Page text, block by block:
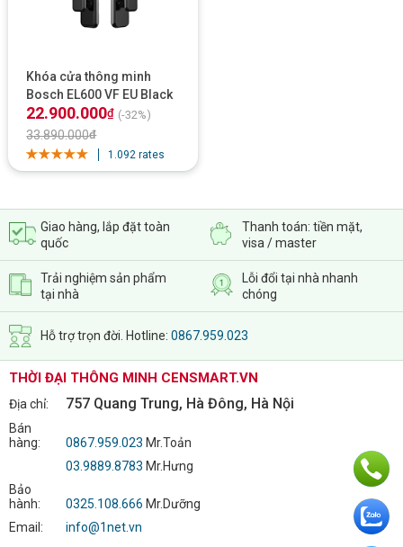
Tính năng nổi bật
7 Phương thức mở khóa tiện lợi
Mật khẩu:Có mã số ảo chống nhìn trộm
Thẻ từ:
Dễ dàng cho người già và trẻ nhỏ
Chìa cơ:Dự phòng khi hết pin
Ứng dụng di động:Quản lý và mở khóa từ xa
Face ID:Mở khóa siêu nhanh chỉ 0.3 giây
Chuông hình: Camera siêu nét
Khóa cửa thông minh
Bosch EL600 VF EU Black
Face ID 3D, App
22.900.000₫ (-32%)
33.890.000₫
1.092 rates
Giao hàng, lắp đặt toàn
quốc
Thanh toán: tiền mặt,
visa / master
Trải nghiệm sản phẩm
tại nhà
Lỗi đổi tại nhà nhanh
chóng
Hỗ trợ trọn đời. Hotline: 0867.959.023
THỜI ĐẠI THÔNG MINH CENSMART.VN
Địa chỉ: 757 Quang Trung, Hà Đông, Hà Nội
Bán
hàng:
0867.959.023 Mr.Toản
03.9889.8783 Mr.Hưng
Bảo
hành:
0325.108.666 Mr.Dưỡng
Email:
info@1net.vn